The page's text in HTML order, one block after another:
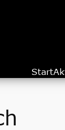
Start